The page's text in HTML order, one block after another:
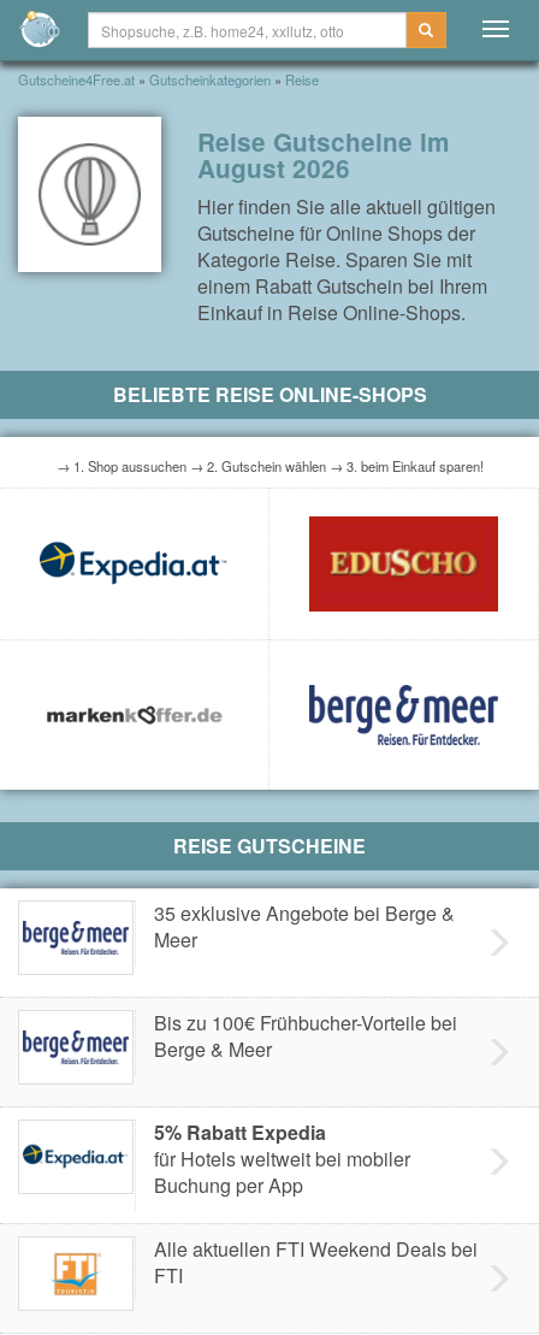
Gutscheine4Free.at » Gutscheinkategorien » Reise
Reise Gutscheine im
August 2026
Hier finden Sie alle aktuell gültigen
Gutscheine für Online Shops der
Kategorie Reise. Sparen Sie mit
einem Rabatt Gutschein bei Ihrem
Einkauf in Reise Online-Shops.
BELIEBTE REISE ONLINE-SHOPS
→ 1. Shop aussuchen → 2. Gutschein wählen → 3. beim Einkauf sparen!
REISE GUTSCHEINE
35 exklusive Angebote bei Berge &
Meer
Bis zu 100€ Frühbucher-Vorteile bei
Berge & Meer
5% Rabatt Expedia
für Hotels weltweit bei mobiler
Buchung per App
Alle aktuellen FTI Weekend Deals bei
FTI